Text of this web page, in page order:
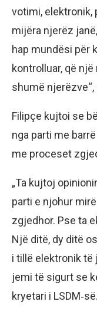
votimi, elektronik,
mijëra njerëz
hap mundësi për
kontrolluar, që
shumë njerëzve“,
Filipçe kujtoi se
nga parti me
me proceset
„Ta kujtoj
parti e njohur
zgjedhor. Pse ta
Një ditë, dy ditë
i tillë elektronik të
jemi të sigurt se
kryetari i LSDM‑së.